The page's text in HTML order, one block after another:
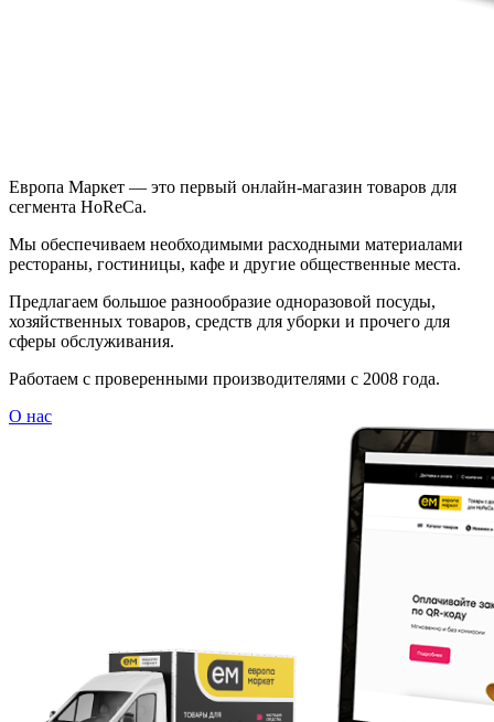
Европа Маркет — это первый онлайн-магазин товаров для
сегмента HoReCa.
Мы обеспечиваем необходимыми расходными материалами
рестораны, гостиницы, кафе и другие общественные места.
Предлагаем большое разнообразие одноразовой посуды,
хозяйственных товаров, средств для уборки и прочего для
сферы обслуживания.
Работаем с проверенными производителями с 2008 года.
О нас